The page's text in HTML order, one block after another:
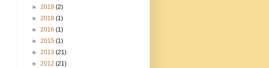
► 2019 (2)
► 2018 (1)
► 2016 (1)
► 2015 (1)
► 2013 (21)
► 2012 (21)